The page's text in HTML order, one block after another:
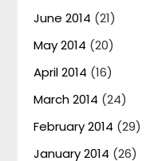
June 2014 (21)
May 2014 (20)
April 2014 (16)
March 2014 (24)
February 2014 (29)
January 2014 (26)